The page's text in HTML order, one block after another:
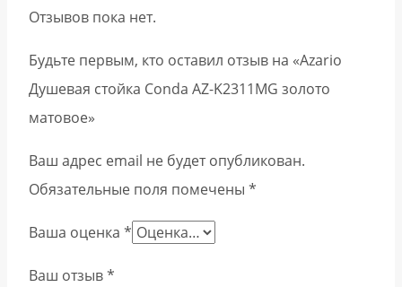
Отзывов пока нет.
Будьте первым, кто оставил отзыв на «Azario
Душевая стойка Conda AZ-K2311MG золото
матовое»
Ваш адрес email не будет опубликован.
Обязательные поля помечены *
Ваша оценка *
Ваш отзыв*